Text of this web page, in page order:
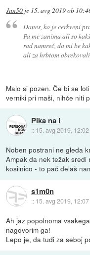
Jan50 je 15. avg 2019 ob
Danes, ko je cerkveni
Pa me zanima ali so
rad namreč, da mi be
ali za hrbtom
Malo si pozen. Če bi se
verniki pri maši, nihče niti
Pika na i
:: 15. avg 2019, 12:02
Noben postrani ne gleda
Ampak da nek težak
kosilnico - to pač delaš
s1m0n
:: 15. avg 2019, 12:07
Ah jaz popolnoma
nagovorim ga!
Lepo je, da tudi za seboj